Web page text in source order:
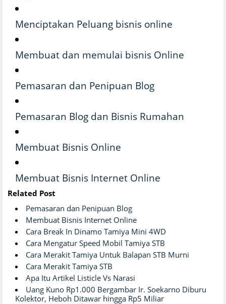
Menciptakan Peluang bisnis online
Membuat dan memulai bisnis Online
Pemasaran dan Penipuan Blog
Pemasaran Blog dan Bisnis Rumahan
Membuat Bisnis Online
Membuat Bisnis Internet Online
Related Post
Pemasaran dan Penipuan Blog
Membuat Bisnis Internet Online
Cara Break In Dinamo Tamiya Mini 4WD
Cara Mengatur Speed Mobil Tamiya STB
Cara Merakit Tamiya Untuk Balapan STB Murni
Cara Merakit Tamiya STB
Apa Itu Artikel Listicle Vs Narasi
Uang Kuno Rp1.000 Bergambar Ir. Soekarno Diburu
Kolektor, Heboh Ditawar hingga Rp5 Miliar